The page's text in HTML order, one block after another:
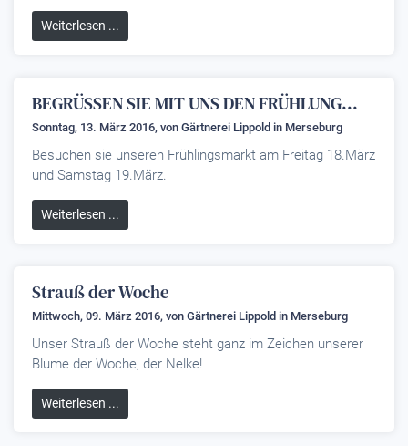
Weiterlesen ...
BEGRÜSSEN SIE MIT UNS DEN FRÜHLUNG...
Sonntag, 13. März 2016, von Gärtnerei Lippold in Merseburg
Besuchen sie unseren Frühlingsmarkt am Freitag 18.März
und Samstag 19.März.
Weiterlesen ...
Strauß der Woche
Mittwoch, 09. März 2016, von Gärtnerei Lippold in Merseburg
Unser Strauß der Woche steht ganz im Zeichen unserer
Blume der Woche, der Nelke!
Weiterlesen ...